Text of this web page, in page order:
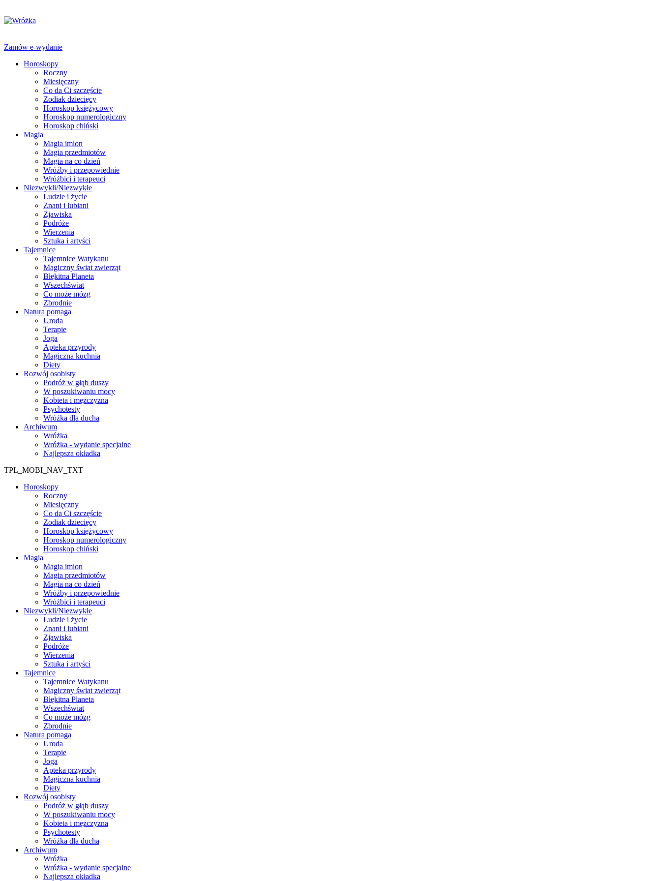
Zamów e-wydanie
Horoskopy
Roczny
Miesięczny
Co da Ci szczęście
Zodiak dziecięcy
Horoskop księżycowy
Horoskop numerologiczny
Horoskop chiński
Magia
Magia imion
Magia przedmiotów
Magia na co dzień
Wróżby i przepowiednie
Wróżbici i terapeuci
Niezwykli/Niezwykłe
Ludzie i życie
Znani i lubiani
Zjawiska
Podróże
Wierzenia
Sztuka i artyści
Tajemnice
Tajemnice Watykanu
Magiczny świat zwierząt
Błękitna Planeta
Wszechświat
Co może mózg
Zbrodnie
Natura pomaga
Uroda
Terapie
Joga
Apteka przyrody
Magiczna kuchnia
Diety
Rozwój osobisty
Podróż w głąb duszy
W poszukiwaniu mocy
Kobieta i mężczyzna
Psychotesty
Wróżka dla ducha
Archiwum
Wróżka
Wróżka - wydanie specjalne
Najlepsza okładka
TPL_MOBI_NAV_TXT
Horoskopy
Roczny
Miesięczny
Co da Ci szczęście
Zodiak dziecięcy
Horoskop księżycowy
Horoskop numerologiczny
Horoskop chiński
Magia
Magia imion
Magia przedmiotów
Magia na co dzień
Wróżby i przepowiednie
Wróżbici i terapeuci
Niezwykli/Niezwykłe
Ludzie i życie
Znani i lubiani
Zjawiska
Podróże
Wierzenia
Sztuka i artyści
Tajemnice
Tajemnice Watykanu
Magiczny świat zwierząt
Błękitna Planeta
Wszechświat
Co może mózg
Zbrodnie
Natura pomaga
Uroda
Terapie
Joga
Apteka przyrody
Magiczna kuchnia
Diety
Rozwój osobisty
Podróż w głąb duszy
W poszukiwaniu mocy
Kobieta i mężczyzna
Psychotesty
Wróżka dla ducha
Archiwum
Wróżka
Wróżka - wydanie specjalne
Najlepsza okładka